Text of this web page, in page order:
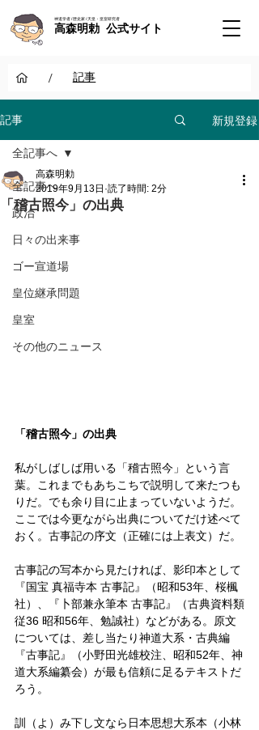
神道学者 / 歴史家 / 天皇・皇室研究者
高森明勅 公式サイト
/ 記事
記事 新規登録
全記事へ
政治
日々の出来事
ゴー宣道場
皇位継承問題
皇室
その他のニュース
全記事へ
「稽古照今」の出典
高森明勅
2019年9月13日 読了時間: 2分
「稽古照今」の出典
私がしばしば用いる「稽古照今」という言
葉。これまでもあちこちで説明して来たつも
りだ。でも余り目に止まっていないようだ。
ここでは今更ながら出典についてだけ述べて
おく。古事記の序文（正確には上表文）だ。
古事記の写本から見たければ、影印本として
『国宝 真福寺本 古事記』（昭和53年、桜楓
社）、『卜部兼永筆本 古事記』（古典資料類
従36 昭和56年、勉誠社）などがある。原文
については、差し当たり神道大系・古典編
『古事記』（小野田光雄校注、昭和52年、神
道大系編纂会）が最も信頼に足るテキストだ
ろう。
訓（よ）み下し文なら日本思想大系本（小林